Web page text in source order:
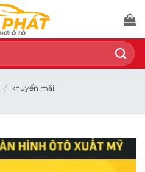
/ khuyến mãi